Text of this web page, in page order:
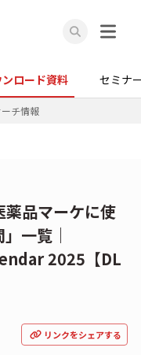
ロード資料 セミナ
チ情報
品マーケに使
一覧｜
2025【DL
リンクをシェアする